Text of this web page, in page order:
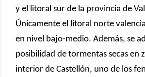
y el litoral sur de la provincia de
Únicamente el litoral norte
en nivel bajo-medio. Además, se
posibilidad de tormentas secas en
interior de Castellón, uno de los